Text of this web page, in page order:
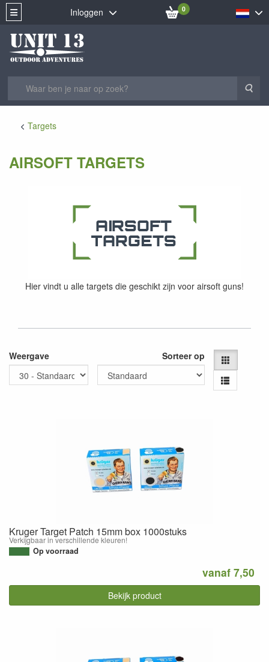
Inloggen 0
Targets
AIRSOFT TARGETS
Hier vindt u alle targets die geschikt zijn voor airsoft guns!
Weergave Sorteer op
Kruger Target Patch 15mm box 1000stuks
Verkijgbaar in verschillende kleuren!
Op voorraad
vanaf 7,50
Bekijk product